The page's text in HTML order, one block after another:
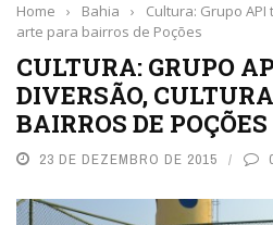
Home › Bahia ›
Cultura: Grupo
arte para bairros de Poções
CULTURA: GRUPO
DIVERSÃO,
BAIRROS DE POÇÕES
23 DE DEZEMBRO DE 2015